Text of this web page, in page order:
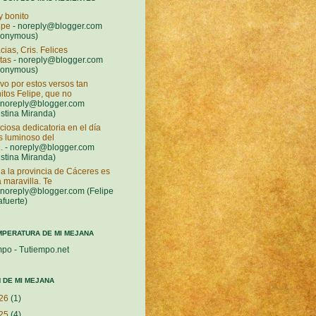
bonito
- noreply@blogger.com
Cris. Felices
- noreply@blogger.com
por estos versos tan
Felipe, que no
Miranda)
dedicatoria en el día
luminoso del
- noreply@blogger.com
Miranda)
la provincia de Cáceres es
maravilla. Te
(Felipe
DE MI MEJANA
- Tutiempo.net
DE MI MEJANA
(1)